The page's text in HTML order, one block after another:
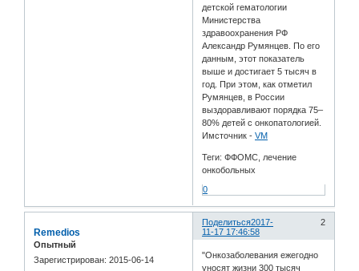
детской гематологии
Министерства
здравоохранения РФ
Александр Румянцев. По его
данным, этот показатель
выше и достигает 5 тысяч в
год. При этом, как отметил
Румянцев, в России
выздоравливают порядка 75–
80% детей с онкопатологией.
Имсточник -VM
Теги: ФФОМС, лечение
онкобольных
0
Поделиться 2
2017-
11-17 17:46:58
Remedios
Опытный
Зарегистрирован: 2015-06-14
"Онкозаболевания ежегодно
уносят жизни 300 тысяч